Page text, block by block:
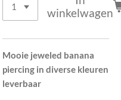
winkelwagen
Mooie jeweled banana
piercing in diverse kleuren
leverbaar